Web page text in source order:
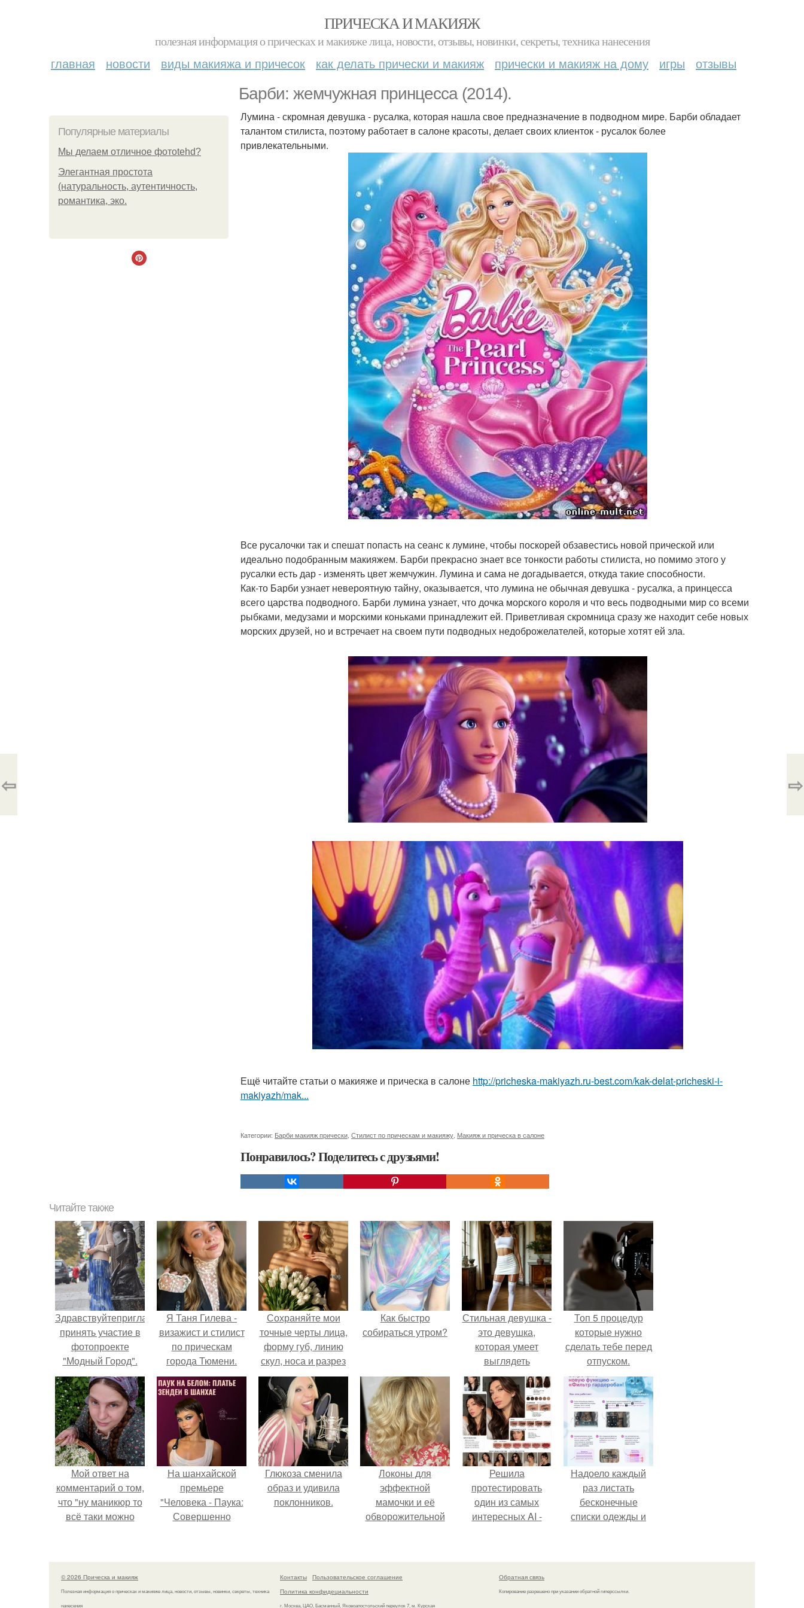
ПРИЧЕСКА И МАКИЯЖ
полезная информация о прическах и макияже лица, новости, отзывы, новинки, секреты, техника нанесения
главная новости виды макияжа и причесок как делать прически и макияж прически и макияж на дому игры отзывы
Барби: жемчужная принцесса (2014).
Популярные материалы
Мы делаем отличное фотоtehd?
Элегантная простота
(натуральность, аутентичность,
романтика, эко.
Лумина - скромная девушка - русалка, которая нашла свое предназначение в подводном мире. Барби обладает
талантом стилиста, поэтому работает в салоне красоты, делает своих клиенток - русалок более
привлекательными.
Все русалочки так и спешат попасть на сеанс к лумине, чтобы поскорей обзавестись новой прической или
идеально подобранным макияжем. Барби прекрасно знает все тонкости работы стилиста, но помимо этого у
русалки есть дар - изменять цвет жемчужин. Лумина и сама не догадывается, откуда такие способности.
Как-то Барби узнает невероятную тайну, оказывается, что лумина не обычная девушка - русалка, а принцесса
всего царства подводного. Барби лумина узнает, что дочка морского короля и что весь подводными мир со всеми
рыбками, медузами и морскими коньками принадлежит ей. Приветливая скромница сразу же находит себе новых
морских друзей, но и встречает на своем пути подводных недоброжелателей, которые хотят ей зла.
Ещё читайте статьи о макияже и прическа в салоне http://pricheska-makiyazh.ru-best.com/kak-delat-pricheski-i-
makiyazh/mak...
Категории: Барби макияж прически, Стилист по прическам и макияжу, Макияж и прическа в салоне
Понравилось? Поделитесь с друзьями!
⇦ ⇨
Читайте также
Здравствуйтеприглашаю
принять участие в
фотопроекте
"Модный Город".
Я Таня Гилева -
визажист и стилист
по прическам
города Тюмени.
Сохраняйте мои
точные черты лица,
форму губ, линию
скул, носа и разрез
глаз.
Как быстро
собираться утром?
Стильная девушка -
это девушка,
которая умеет
выглядеть
привлекательно и
элегантно в любои
ситуации.
Топ 5 процедур
которые нужно
сделать тебе перед
отпуском.
Мой ответ на
комментарий о том,
что "ну маникюр то
всё таки можно
На шанхайской
премьере
"Человека - Паука:
Совершенно
просто очередной
артефакт высокой
Глюкоза сменила
образ и удивила
поклонников.
Локоны для
эффектной
мамочки и её
обворожительной
Решила
протестировать
один из самых
интересных AI -
Надоело каждый
раз листать
бесконечные
списки одежды и
кусочкам?
© 2026 Прическа и макияж
Полезная информация о прическах и макияже лица, новости, отзывы, новинки, секреты, техника
нанесения
Контакты
Пользовательское соглашение
Политика конфидециальности
г. Москва, ЦАО, Басманный, Яковоапостольский переулок 7, м. Курская
Обратная связь
Копирование разрешено при указании обратной гиперссылки.